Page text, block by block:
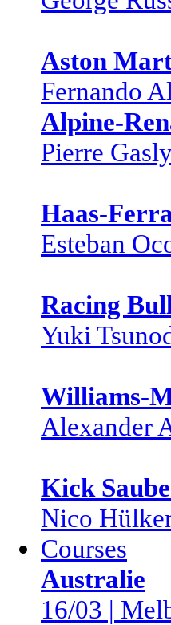
Aston
Fernando
Alpine-
Pierre
Haas-
Esteban
Racing
Yuki
Williams-
Alexander
Kick
Nico
Courses
Australie
16/03 |